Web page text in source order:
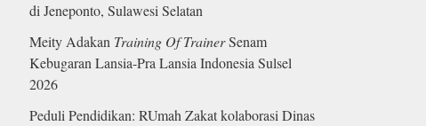
di Jeneponto, Sulawesi Selatan
Meity Adakan Training Of TrainerSenam
Kebugaran Lansia-Pra Lansia Indonesia Sulsel
2026
Peduli Pendidikan: RUmah Zakat kolaborasi Dinas